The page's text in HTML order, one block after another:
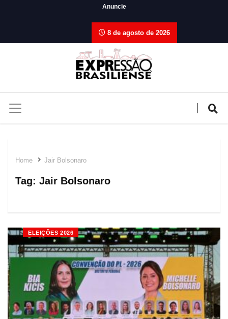
Anuncie
8 de agosto de 2026
Home Jair Bolsonaro
Tag: Jair Bolsonaro
ELEIÇÕES 2026